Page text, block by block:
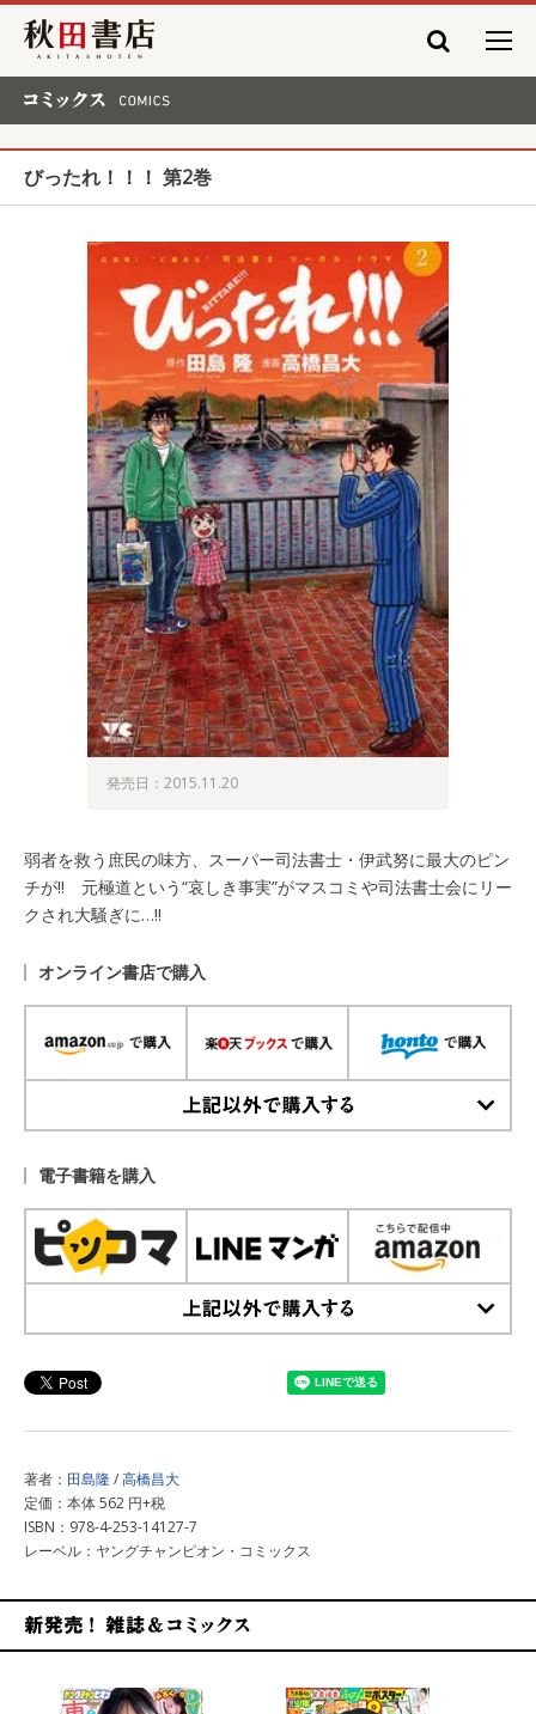
秋田書店
びったれ！！！ 第2巻
発売日：2015.11.20
弱者を救う庶民の味方、スーパー司法書士・伊武努に最大のピン
チが!! 元極道という“哀しき事実”がマスコミや司法書士会にリー
クされ大騒ぎに…!!
オンライン書店で購入
電子書籍を購入
著者： 田島隆/高橋昌大
定価：本体 562 円+税
ISBN：978-4-253-14127-7
レーベル：ヤングチャンピオン・コミックス